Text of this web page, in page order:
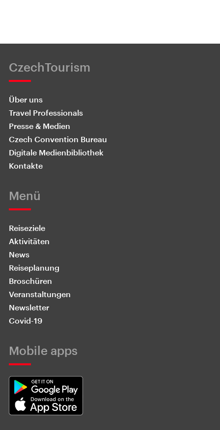
CzechTourism
Über uns
Travel Professionals
Presse & Medien
Czech Convention Bureau
Digitale Medienbibliothek
Kontakte
Menü
Reiseziele
Aktivitäten
News
Reiseplanung
Broschüren
Veranstaltungen
Newsletter
Covid-19
Mobile apps